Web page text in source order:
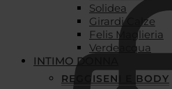
Solidea
Girardi Calze
Felis Maglieria
Verdeacqua
INTIMO DONNA
REGGISENI E BODY